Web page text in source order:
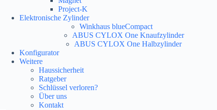
Project-K
Elektronische Zylinder
Winkhaus blueCompact
ABUS CYLOX One Knaufzylinder
ABUS CYLOX One Halbzylinder
Konfigurator
Weitere
Haussicherheit
Ratgeber
Schlüssel verloren?
Über uns
Kontakt